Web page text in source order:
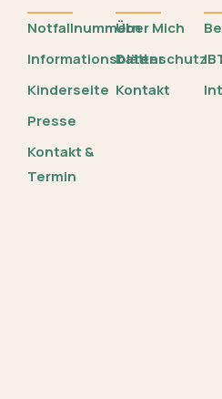
Notfallnummern
Informationsblätter
Kinderseite
Presse
Kontakt &
Termin
Über Mich
Datenschutz
Kontakt